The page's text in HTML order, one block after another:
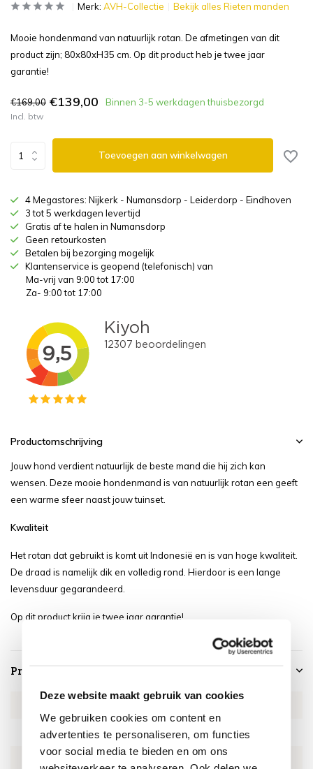
Deze website maakt gebruik van cookies
We gebruiken cookies om content en
advertenties te personaliseren, om functies
voor social media te bieden en om ons
Merk: AVH-Collectie Bekijk alles Rieten manden
Mooie hondenmand van natuurlijk rotan. De afmetingen van dit
product zijn; 80x80xH35 cm. Op dit product heb je twee jaar
garantie!
€169,00 €139,00 Binnen 3-5 werkdagen thuisbezorgd
Incl. btw
Toevoegen aan winkelwagen
4 Megastores: Nijkerk - Numansdorp - Leiderdorp - Eindhoven
3 tot 5 werkdagen levertijd
Gratis af te halen in Numansdorp
Geen retourkosten
Betalen bij bezorging mogelijk
Klantenservice is geopend (telefonisch) van
Ma-vrij van 9:00 tot 17:00
Za- 9:00 tot 17:00
Productomschrijving
Jouw hond verdient natuurlijk de beste mand die hij zich kan
wensen. Deze mooie hondenmand is van natuurlijk rotan een geeft
een warme sfeer naast jouw tuinset.
Kwaliteit
Het rotan dat gebruikt is komt uit Indonesië en is van hoge kwaliteit.
De draad is namelijk dik en volledig rond. Hierdoor is een lange
levensduur gegarandeerd.
Op dit product krijg je twee jaar garantie!
Productspecificaties
EXMA35327
SKU EXMA35327